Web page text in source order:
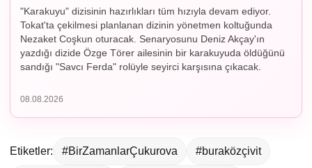
"Karakuyu" dizisinin hazırlıkları tüm hızıyla devam ediyor.
Tokat'ta çekilmesi planlanan dizinin yönetmen koltuğunda
Nezaket Coşkun oturacak. Senaryosunu Deniz Akçay'ın
yazdığı dizide Özge Törer ailesinin bir karakuyuda öldüğünü
sandığı "Savcı Ferda" rolüyle seyirci karşısına çıkacak.
08.08.2026
Etiketler: #BirZamanlarÇukurova #buraközçivit